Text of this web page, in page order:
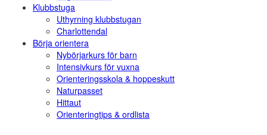
Klubbstuga
Uthyrning klubbstugan
Charlottendal
Börja orientera
Nybörjarkurs för barn
Intensivkurs för vuxna
Orienteringsskola & hoppeskutt
Naturpasset
Hittaut
Orienteringtips & ordlista